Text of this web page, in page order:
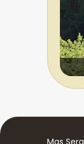
Mas